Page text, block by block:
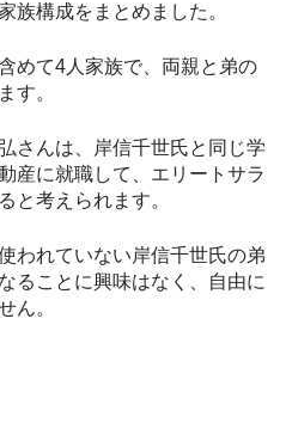
族構成をまとめました。
めて4人家族で、両親と弟の
す。
さんは、岸信千世氏と同じ学
産に就職して、エリートサラ
と考えられます。
われていない岸信千世氏の弟
ることに興味はなく、自由に
ん。